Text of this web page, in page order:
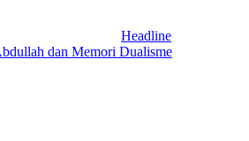
Headline
dan Memori Dualisme